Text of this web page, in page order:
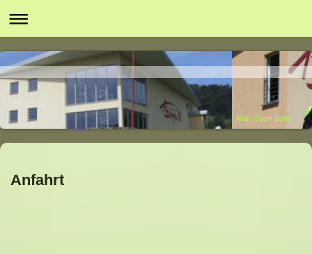
Aktiv Sport Bohn
Anfahrt